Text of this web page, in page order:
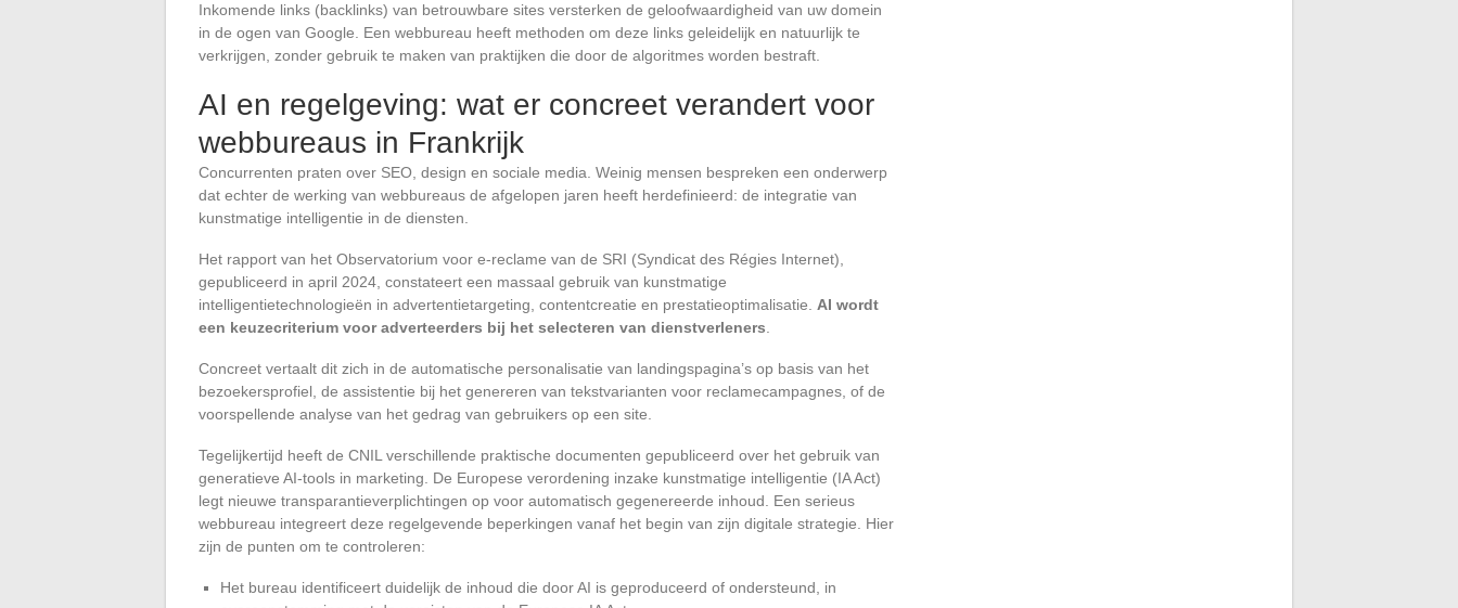
Inkomende links (backlinks) van betrouwbare sites versterken de geloofwaardigheid van uw domein
in de ogen van Google. Een webbureau heeft methoden om deze links geleidelijk en natuurlijk te
verkrijgen, zonder gebruik te maken van praktijken die door de algoritmes worden bestraft.
AI en regelgeving: wat er concreet verandert voor
webbureaus in Frankrijk
Concurrenten praten over SEO, design en sociale media. Weinig mensen bespreken een onderwerp
dat echter de werking van webbureaus de afgelopen jaren heeft herdefinieerd: de integratie van
kunstmatige intelligentie in de diensten.
Het rapport van het Observatorium voor e-reclame van de SRI (Syndicat des Régies Internet),
gepubliceerd in april 2024, constateert een massaal gebruik van kunstmatige
intelligentietechnologieën in advertentietargeting, contentcreatie en prestatieoptimalisatie. AI wordt
een keuzecriterium voor adverteerders bij het selecteren van dienstverleners.
Concreet vertaalt dit zich in de automatische personalisatie van landingspagina’s op basis van het
bezoekersprofiel, de assistentie bij het genereren van tekstvarianten voor reclamecampagnes, of de
voorspellende analyse van het gedrag van gebruikers op een site.
Tegelijkertijd heeft de CNIL verschillende praktische documenten gepubliceerd over het gebruik van
generatieve AI-tools in marketing. De Europese verordening inzake kunstmatige intelligentie (IA Act)
legt nieuwe transparantieverplichtingen op voor automatisch gegenereerde inhoud. Een serieus
webbureau integreert deze regelgevende beperkingen vanaf het begin van zijn digitale strategie. Hier
zijn de punten om te controleren:
Het bureau identificeert duidelijk de inhoud die door AI is geproduceerd of ondersteund, in